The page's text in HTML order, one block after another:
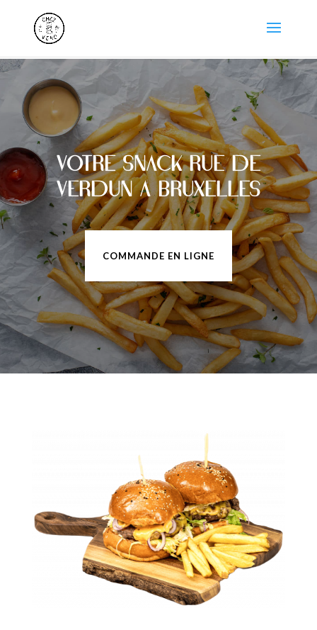
beste online casinos mit auszahlung österreich
casino ireland online
bitcoin internet casino
Votre snack rue de
Verdun à Bruxelles
COMMANDE EN LIGNE